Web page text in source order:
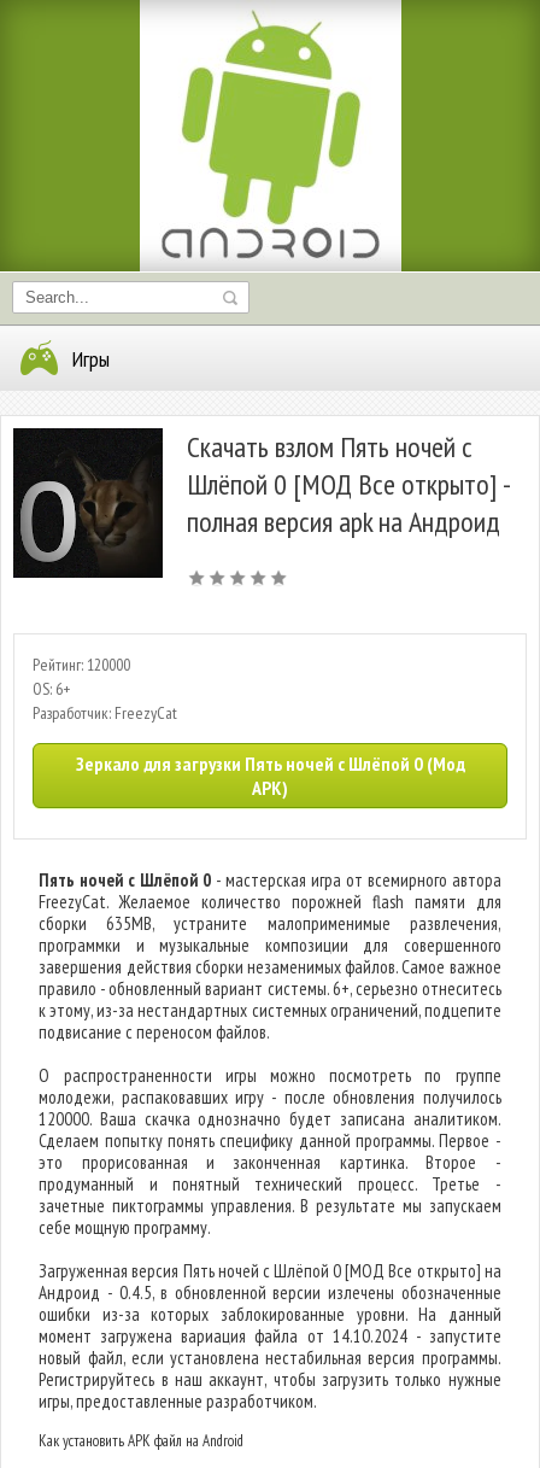
Игры
Скачать взлом Пять ночей с
Шлёпой 0 [МОД Все открыто] -
полная версия apk на Андроид
Рейтинг: 120000
OS: 6+
Разработчик: FreezyCat
Зеркало для загрузки Пять ночей с Шлёпой 0 (Мод
APK)
Пять ночей с Шлёпой 0 - мастерская игра от всемирного автора
FreezyCat. Желаемое количество порожней flash памяти для
сборки 635MB, устраните малоприменимые развлечения,
программки и музыкальные композиции для совершенного
завершения действия сборки незаменимых файлов. Самое важное
правило - обновленный вариант системы. 6+, серьезно отнеситесь
к этому, из-за нестандартных системных ограничений, подцепите
подвисание с переносом файлов.
О распространенности игры можно посмотреть по группе
молодежи, распаковавших игру - после обновления получилось
120000. Ваша скачка однозначно будет записана аналитиком.
Сделаем попытку понять специфику данной программы. Первое -
это прорисованная и законченная картинка. Второе -
продуманный и понятный технический процесс. Третье -
зачетные пиктограммы управления. В результате мы запускаем
себе мощную программу.
Загруженная версия Пять ночей с Шлёпой 0 [МОД Все открыто] на
Андроид - 0.4.5, в обновленной версии излечены обозначенные
ошибки из-за которых заблокированные уровни. На данный
момент загружена вариация файла от 14.10.2024 - запустите
новый файл, если установлена нестабильная версия программы.
Регистрируйтесь в наш аккаунт, чтобы загрузить только нужные
игры, предоставленные разработчиком.
Как установить APK файл на Android